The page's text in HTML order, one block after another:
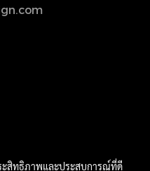
ะสิทธิภาพและประสบการณ์ที่ดี